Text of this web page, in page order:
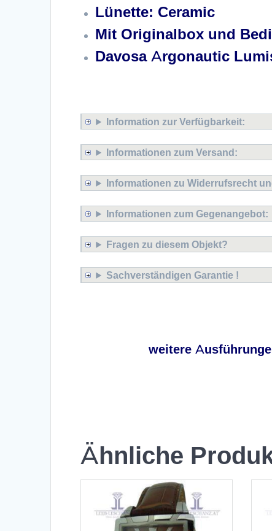
Lünette: Ceramic
Mit Originalbox und
Davosa Argonautic
Information zur Verfügbarkeit:
Informationen zum Versand:
Informationen zu Widerrufsrecht
Informationen zum Gegenangebot:
Fragen zu diesem Objekt?
Sachverständigen Garantie !
weitere
Ähnliche